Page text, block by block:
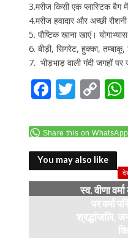
3.मरीज किसी एक प्लास्टिक बैग
4.मरीज हवादार और अच्छी
5. पौष्टिक खाना खाएं।
6. बीड़ी, सिगरेट, हुक्का,
7. भीड़भाड़ वाली गंदी जगहों
F
e
b
o
o
T
itt
er
C
p
y
Li
n
k
Share this on WhatsApp
You may also like
स्व. वीणा
पर वर्मा
श्रद्धांजलि,